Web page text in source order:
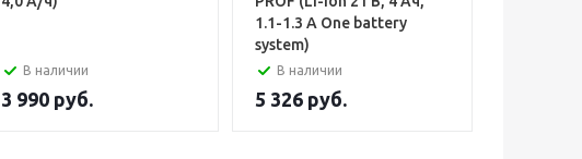
В наличии
3 990 руб.
1.1-1.3 А One battery
system)
В наличии
5 326 руб.